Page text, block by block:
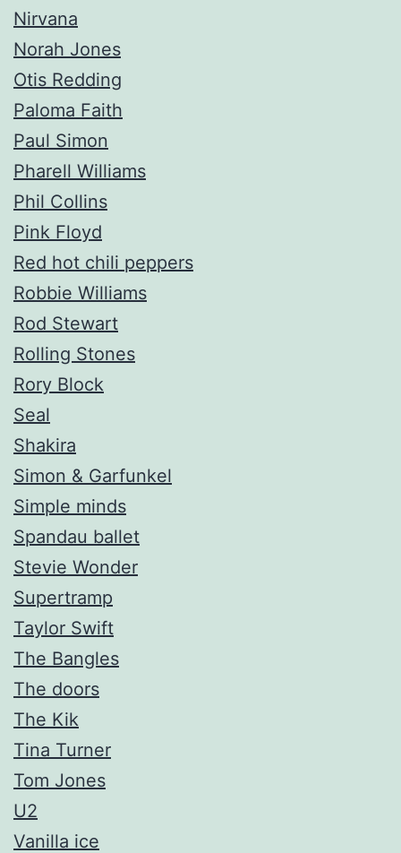
Nirvana
Norah Jones
Otis Redding
Paloma Faith
Paul Simon
Pharell Williams
Phil Collins
Pink Floyd
Red hot chili peppers
Robbie Williams
Rod Stewart
Rolling Stones
Rory Block
Seal
Shakira
Simon & Garfunkel
Simple minds
Spandau ballet
Stevie Wonder
Supertramp
Taylor Swift
The Bangles
The doors
The Kik
Tina Turner
Tom Jones
U2
Vanilla ice